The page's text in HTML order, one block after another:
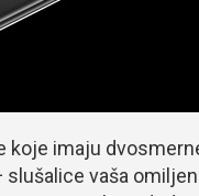
koje imaju
vaša